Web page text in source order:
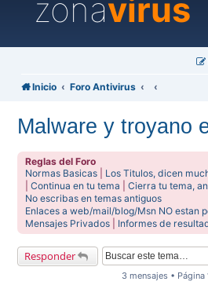
zonavirus
Inicio Foro Antivirus
Malware y troyano
Reglas del Foro
Normas Basicas
Los Titulos, dicen
|Continua en tu tema |Cierra tu tema,
No escribas en temas antiguos
Enlaces a web/mail/blog/Msn NO estan
Mensajes Privados
Informes de
Responder
3 mensajes • Página